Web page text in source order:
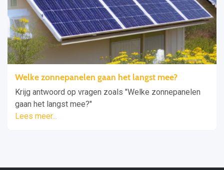
Welke zonnepanelen gaan het langst mee?
Krijg antwoord op vragen zoals "Welke zonnepanelen
gaan het langst mee?"
Lees meer...